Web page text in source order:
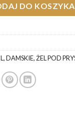
DO KOSZYKA
,DAMSKIE,ŻEL POD